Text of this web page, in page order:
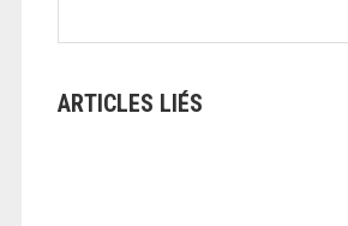
ARTICLES LIÉS